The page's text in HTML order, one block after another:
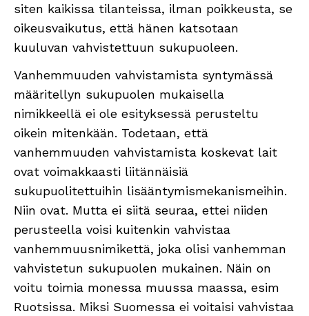
siten kaikissa tilanteissa, ilman poikkeusta, se
oikeusvaikutus, että hänen katsotaan
kuuluvan vahvistettuun sukupuoleen.
Vanhemmuuden vahvistamista syntymässä
määritellyn sukupuolen mukaisella
nimikkeellä ei ole esityksessä perusteltu
oikein mitenkään. Todetaan, että
vanhemmuuden vahvistamista koskevat lait
ovat voimakkaasti liitännäisiä
sukupuolitettuihin lisääntymismekanismeihin.
Niin ovat. Mutta ei siitä seuraa, ettei niiden
perusteella voisi kuitenkin vahvistaa
vanhemmuusnimikettä, joka olisi vanhemman
vahvistetun sukupuolen mukainen. Näin on
voitu toimia monessa muussa maassa, esim
Ruotsissa. Miksi Suomessa ei voitaisi vahvistaa